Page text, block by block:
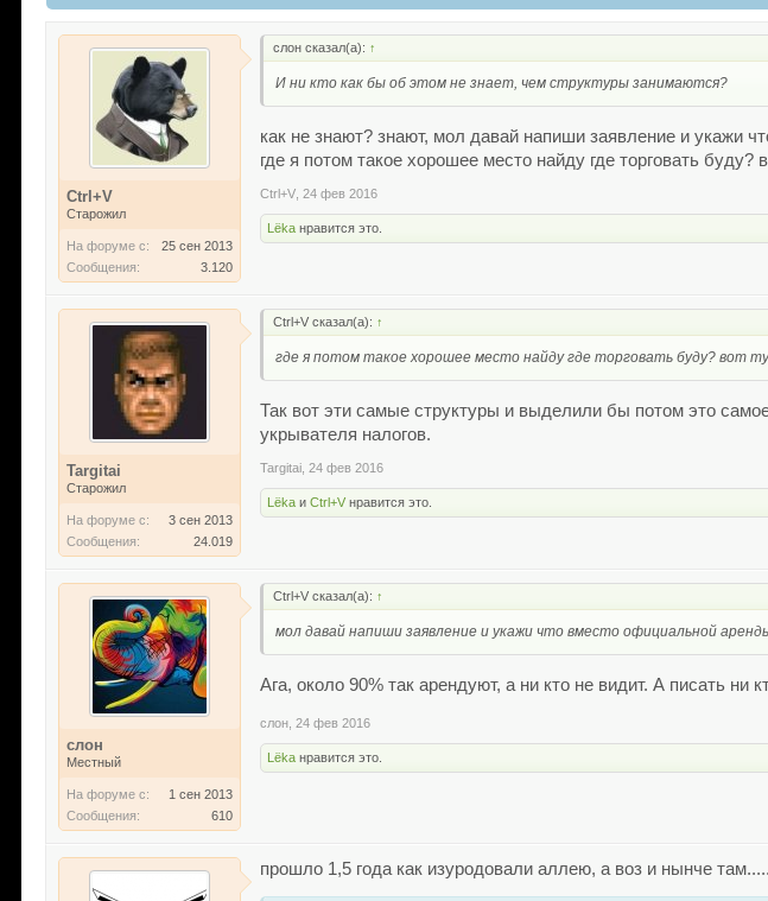
Ctrl+V
Старожил
На форуме с:
25 сен 2013
Сообщения:
3.120
слон сказал(а): ↑
И ни кто как бы об этом не знает, чем структуры занимаются?
как не знают? знают, мол давай напиши заявление и укажи
где я потом такое хорошее место найду где торговать буду?
Ctrl+V 24 фев 2016
Lёka нравится это.
Targitai
Старожил
На форуме с:
3 сен 2013
Сообщения:
24.019
Ctrl+V сказал(а): ↑
где я потом такое хорошее место найду где торговать буду? вот
Так вот эти самые структуры и выделили бы потом это
укрывателя налогов.
Targitai 24 фев 2016
Lёka иCtrl+V нравится это.
слон
Местный
На форуме с:
1 сен 2013
Сообщения:
610
Ctrl+V сказал(а): ↑
мол давай напиши заявление и укажи что вместо официальной
Ага, около 90% так арендуют, а ни кто не видит. А писать ни
слон 24 фев 2016
Lёka нравится это.
прошло 1,5 года как изуродовали аллею, а воз и нынче